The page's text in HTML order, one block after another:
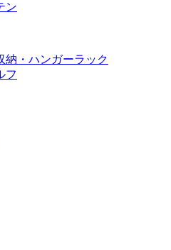
ン
納・ハンガーラック
フ